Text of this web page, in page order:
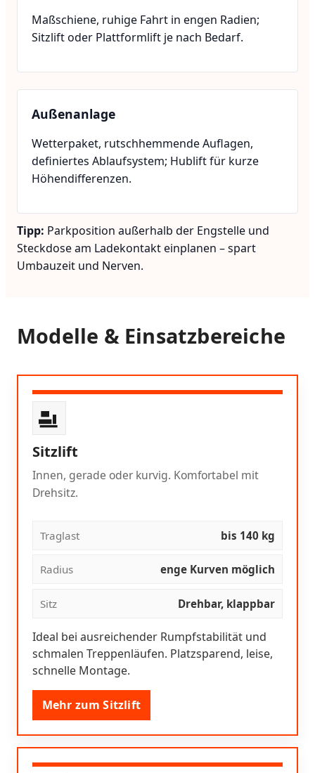
Maßschiene, ruhige Fahrt in engen Radien;
Sitzlift oder Plattformlift je nach Bedarf.
Außenanlage
Wetterpaket, rutschhemmende Auflagen,
definiertes Ablaufsystem; Hublift für kurze
Höhendifferenzen.
Tipp: Parkposition außerhalb der Engstelle und
Steckdose am Ladekontakt einplanen – spart
Umbauzeit und Nerven.
Modelle & Einsatzbereiche
Sitzlift
Innen, gerade oder kurvig. Komfortabel mit
Drehsitz.
Traglast bis 140 kg
Radius enge Kurven möglich
Sitz Drehbar, klappbar
Ideal bei ausreichender Rumpfstabilität und
schmalen Treppenläufen. Platzsparend, leise,
schnelle Montage.
Mehr zum Sitzlift